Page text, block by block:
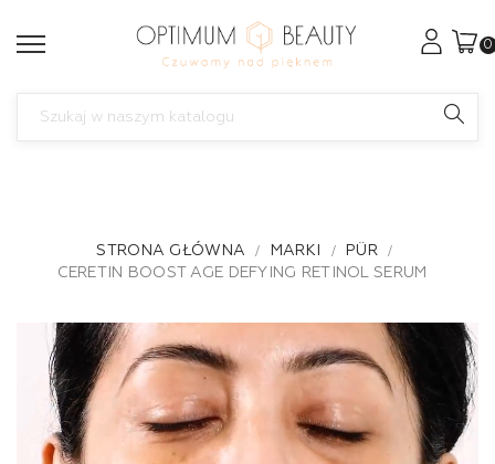
0
STRONA GŁÓWNA MARKI
PÜR
CERETIN BOOST AGE DEFYING RETINOL SERUM